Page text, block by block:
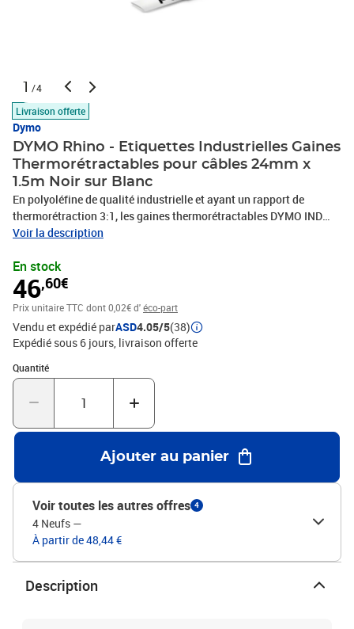
1 /4
Livraison offerte
Dymo
DYMO Rhino - Etiquettes Industrielles Gaines
Thermorétractables pour câbles 24mm x
1.5m Noir sur Blanc
En polyoléfine de qualité industrielle et ayant un rapport de
thermorétraction 3:1, les gaines thermorétractables DYMO IND
offrent l'avantage de pouvoir être imprimées directement avec
câbles haut de gamme. Code Produit : 1805443 Code EAN :
0071701059987 Marque : DYMO Produit : RHINO
Voir la description
En stock
46,60€
Prix unitaire TTC dont 0,02€ d'éco-part
Vendu et expédié parASD4.05/5(38)
Expédié sous 6 jours livraison offerte
Quantité
Quantité : 1
Ajouter au panier
Voir toutes les autres offres 4
4 Neufs —
À partir de 48,44 €
Description